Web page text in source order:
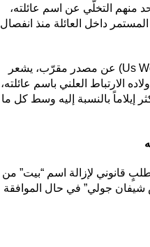
منهم التخلّي عن اسم عائلته،
المستمر داخل العائلة منذ انفصال
وبحسب ما نقلت مجلة (Us Weekly) عن مصدر مقرّب، يشعر
الارتباط العلني باسم عائلته،
إيلاماً بالنسبة إليه وسط كل ما
قانوني لإزالة اسم “بيت” من
شيفان جولي” في حال الموافقة